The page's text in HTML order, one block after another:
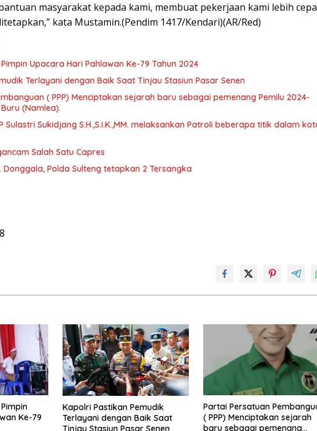
masyarakat kepada kami, membuat pekerjaan kami lebih
kata Mustamin.(Pendim 1417/Kendari)(AR/Red)
Upacara Hari Pahlawan Ke-79 Tahun 2024
Terlayani dengan Baik Saat Tinjau Stasiun Pasar Senen
( PPP) Menciptakan sejarah baru sebagai pemenang Pemilu 2024-
(Namlea).
Sulastri Sukidjang S.H.,S.I.K.,MM. melaksankan Patroli beberapa titik dalam
Salah Satu Capres
Donggala, Polda Sulteng tetapkan 2 Tersangka
Ke-79
Kapolri Pastikan Pemudik
Terlayani dengan Baik Saat
Tinjau Stasiun Pasar Senen
Partai Persatuan
( PPP) Menciptakan sejarah
baru sebagai pemenang